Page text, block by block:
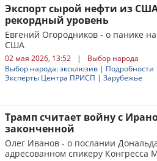
Экспорт сырой нефти из
рекордный уровень
Евгений Огородников - о панике
США
02 мая 2026, 13:52 |
Выбор народа
Выбор народа: эксклюзив | Подробности
Эксперты Центра ПРИСП | Зарубежье
Трамп считает войну с
законченной
Олег Иванов - о послании
адресованном спикеру Конгресса